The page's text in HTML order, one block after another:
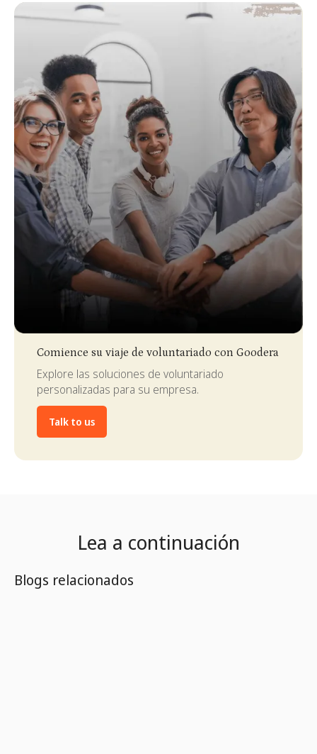
Comience su viaje de voluntariado con Goodera
Explore las soluciones de voluntariado
personalizadas para su empresa.
Talk to us
Lea a continuación
Blogs relacionados